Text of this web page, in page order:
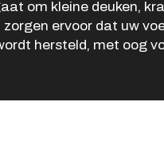
om kleine deuken,
ervoor dat uw
hersteld, met oog